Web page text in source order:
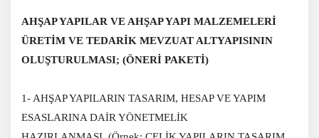
AHŞAP YAPILAR VE AHŞAP YAPI MALZEMELERİ
ÜRETİM VE TEDARİK MEVZUAT ALTYAPISININ
OLUŞTURULMASI; (ÖNERİ PAKETİ)
1- AHŞAP YAPILARIN TASARIM, HESAP VE YAPIM
ESASLARINA DAİR YÖNETMELİK